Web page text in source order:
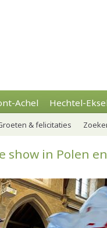
Achel Hechtel-
& felicitaties
show in Polen